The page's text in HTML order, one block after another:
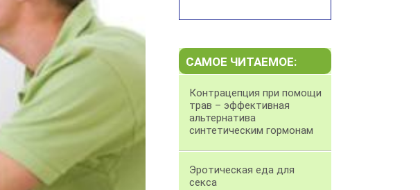
САМОЕ ЧИТАЕМОЕ:
Контрацепция при помощи
трав – эффективная
альтернатива
синтетическим гормонам
Эротическая еда для
секса